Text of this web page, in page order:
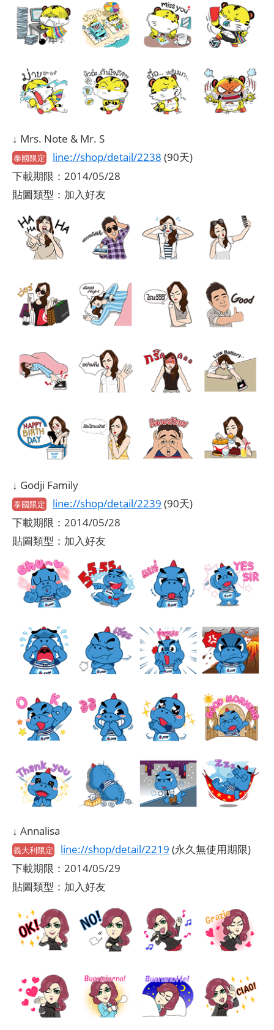
↓ Mrs. Note & Mr. S
泰國限定 line://shop/detail/2238 (90天)
下載期限：2014/05/28
貼圖類型：加入好友
↓ Godji Family
泰國限定 line://shop/detail/2239 (90天)
下載期限：2014/05/28
貼圖類型：加入好友
↓ Annalisa
義大利限定 line://shop/detail/2219 (永久無使用期限)
下載期限：2014/05/29
貼圖類型：加入好友